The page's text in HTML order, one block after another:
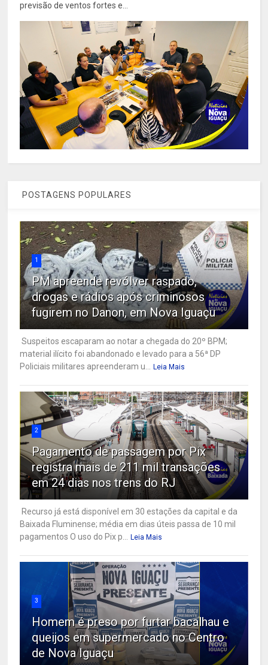
previsão de ventos fortes e...
POSTAGENS POPULARES
1
PM apreende revólver raspado,
drogas e rádios após criminosos
fugirem no Danon, em Nova Iguaçu
Suspeitos escaparam ao notar a chegada do 20º BPM;
material ilícito foi abandonado e levado para a 56ª DP
Policiais militares apreenderam u... Leia Mais
2
Pagamento de passagem por Pix
registra mais de 211 mil transações
em 24 dias nos trens do RJ
Recurso já está disponível em 30 estações da capital e da
Baixada Fluminense; média em dias úteis passa de 10 mil
pagamentos O uso do Pix p... Leia Mais
3
Homem é preso por furtar bacalhau e
queijos em supermercado no Centro
de Nova Iguaçu